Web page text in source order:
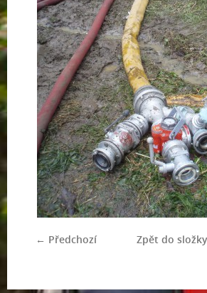
← Předchozí Zpět do složky